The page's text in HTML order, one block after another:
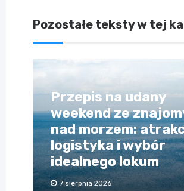
Pozostałe teksty w tej
Przepis na udany
weekend ze
nad morzem:
logistyka i wybór
idealnego lokum
7 sierpnia 2026